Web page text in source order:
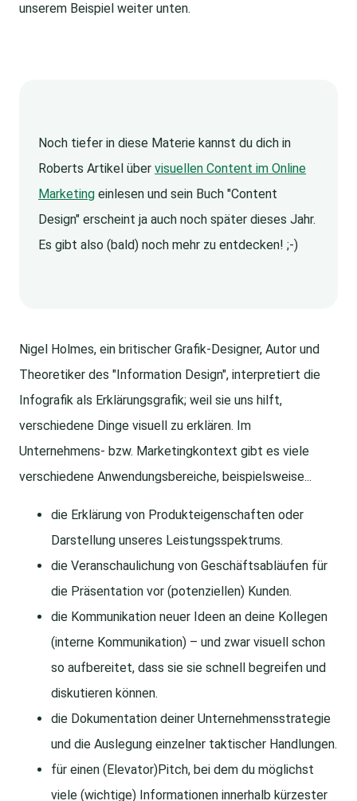
unserem Beispiel weiter unten.
Noch tiefer in diese Materie kannst du dich in
Roberts Artikel über visuellen Content im Online
Marketing einlesen und sein Buch "Content
Design" erscheint ja auch noch später dieses Jahr.
Es gibt also (bald) noch mehr zu entdecken! ;-)
Nigel Holmes, ein britischer Grafik-Designer, Autor und
Theoretiker des "Information Design", interpretiert die
Infografik als Erklärungsgrafik; weil sie uns hilft,
verschiedene Dinge visuell zu erklären. Im
Unternehmens- bzw. Marketingkontext gibt es viele
verschiedene Anwendungsbereiche, beispielsweise...
die Erklärung von Produkteigenschaften oder
Darstellung unseres Leistungsspektrums.
die Veranschaulichung von Geschäftsabläufen für
die Präsentation vor (potenziellen) Kunden.
die Kommunikation neuer Ideen an deine Kollegen
(interne Kommunikation) – und zwar visuell schon
so aufbereitet, dass sie sie schnell begreifen und
diskutieren können.
die Dokumentation deiner Unternehmensstrategie
und die Auslegung einzelner taktischer Handlungen.
für einen (Elevator)Pitch, bei dem du möglichst
viele (wichtige) Informationen innerhalb kürzester